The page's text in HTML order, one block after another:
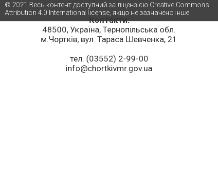
Контакти:
48500, Україна, Тернопільська обл.
м.Чортків, вул. Тараса Шевченка, 21
тел. (03552) 2-99-00
info@chortkivmr.gov.ua
© 2021 Весь контент доступний за ліцензією Creative Commons
Attribution 4.0 International license, якщо не зазначено інше.